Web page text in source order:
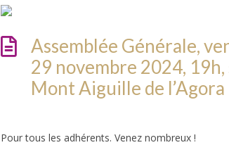
Assemblée Générale,
29 novembre 2024, 19h,
Mont Aiguille de l’Agora
Pour tous les adhérents. Venez nombreux !